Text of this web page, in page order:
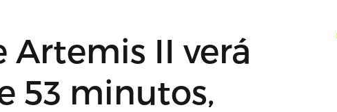
II verá
53 minutos,